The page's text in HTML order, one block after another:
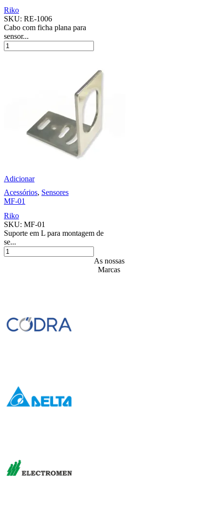
Riko
SKU: RE-1006
Cabo com ficha plana para
sensor...
Adicionar
Acessórios, Sensores
MF-01
Riko
SKU: MF-01
Suporte em L para montagem de
se...
As nossas
Marcas